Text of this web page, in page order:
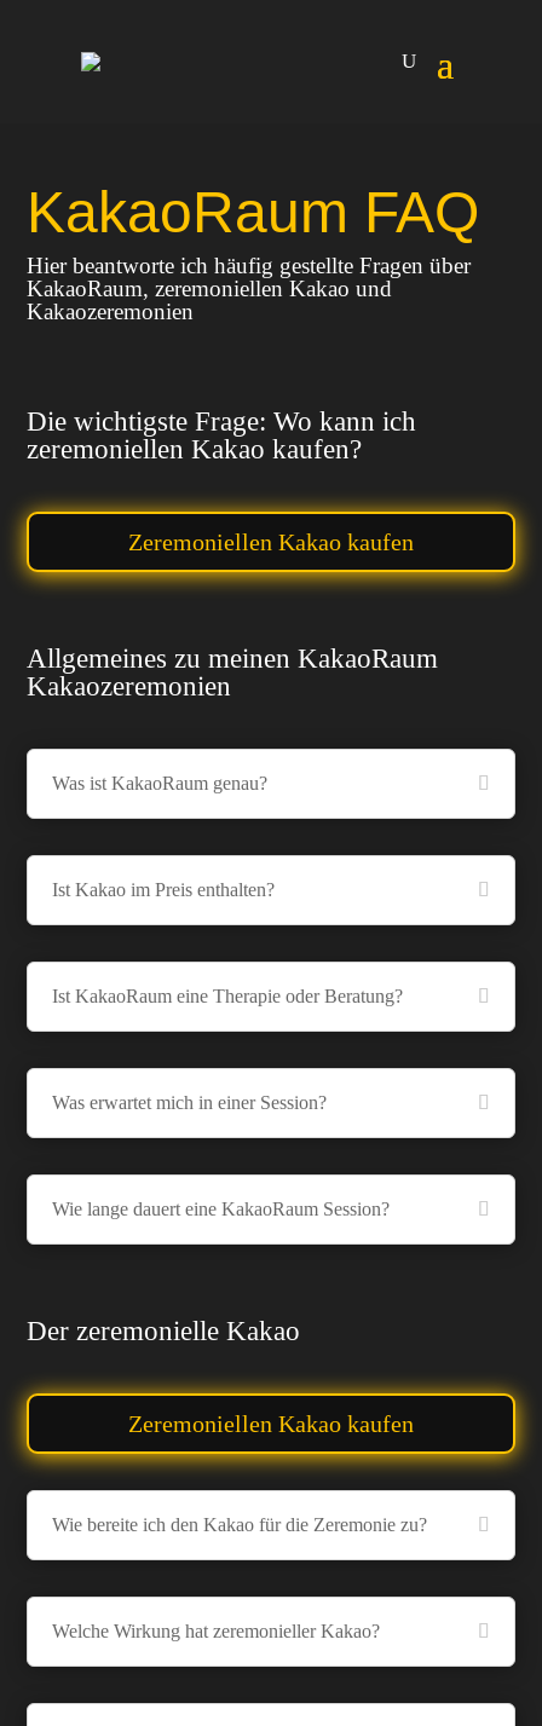
KakaoRaum FAQ
Hier beantworte ich häufig gestellte Fragen über
KakaoRaum, zeremoniellen Kakao und
Kakaozeremonien
Die wichtigste Frage: Wo kann ich
zeremoniellen Kakao kaufen?
Zeremoniellen Kakao kaufen
Allgemeines zu meinen KakaoRaum
Kakaozeremonien
Was ist KakaoRaum genau?
Ist Kakao im Preis enthalten?
Ist KakaoRaum eine Therapie oder Beratung?
Was erwartet mich in einer Session?
Wie lange dauert eine KakaoRaum Session?
Der zeremonielle Kakao
Zeremoniellen Kakao kaufen
Wie bereite ich den Kakao für die Zeremonie zu?
Welche Wirkung hat zeremonieller Kakao?